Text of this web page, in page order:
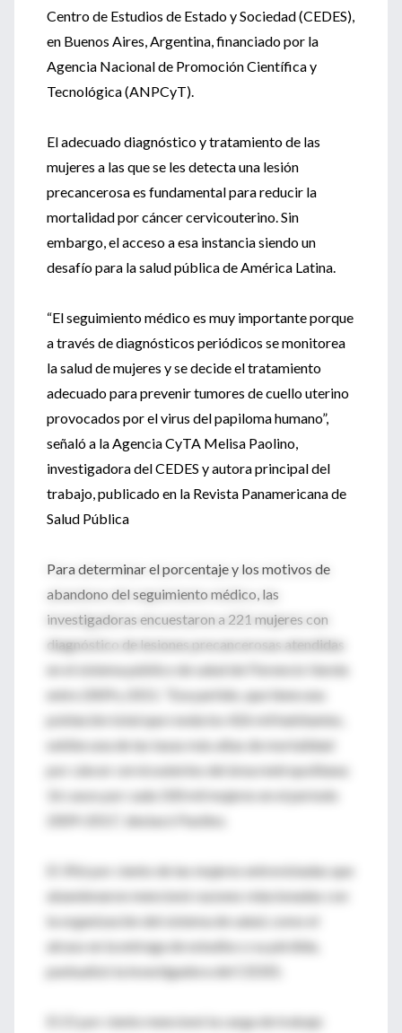
Centro de Estudios de Estado y Sociedad (CEDES),
en Buenos Aires, Argentina, financiado por la
Agencia Nacional de Promoción Científica y
Tecnológica (ANPCyT).
El adecuado diagnóstico y tratamiento de las
mujeres a las que se les detecta una lesión
precancerosa es fundamental para reducir la
mortalidad por cáncer cervicouterino. Sin
embargo, el acceso a esa instancia siendo un
desafío para la salud pública de América Latina.
“El seguimiento médico es muy importante porque
a través de diagnósticos periódicos se monitorea
la salud de mujeres y se decide el tratamiento
adecuado para prevenir tumores de cuello uterino
provocados por el virus del papiloma humano”,
señaló a la Agencia CyTA Melisa Paolino,
investigadora del CEDES y autora principal del
trabajo, publicado en la Revista Panamericana de
Salud Pública
Para determinar el porcentaje y los motivos de
abandono del seguimiento médico, las
investigadoras encuestaron a 221 mujeres con
diagnóstico de lesiones precancerosas atendidas
en el sistema público de salud de Florencio Varela
entre 2009 y 2011. “Ese partido, que tiene una
población total que ronda los 426 mil habitantes,
exhibe una de las tasas más altas de mortalidad
por cáncer cervicouterino del área metropolitana:
16 casos por cada 100 mil mujeres en el período
2009-2011”, destacó Paolino.
El 39,6 por ciento de las mujeres entrevistadas que
abandonaron mencionó razones relacionadas con
la organización del sistema de salud, como el
atraso en la entrega de estudios o su pérdida,
puntualizó la investigadora del CEDES.
El 21 por ciento mencionó la carga de trabajo